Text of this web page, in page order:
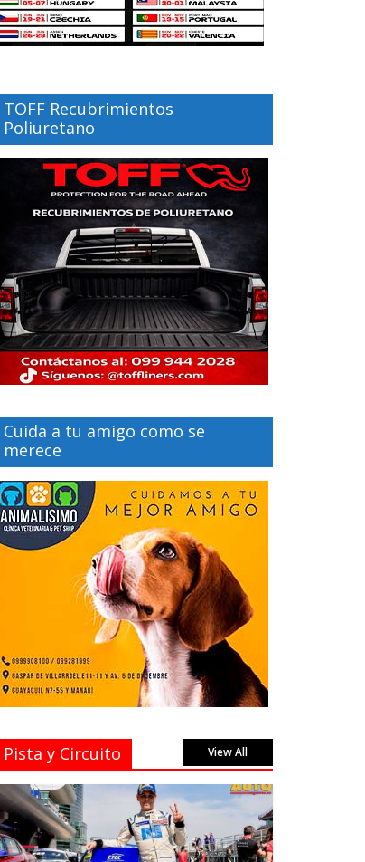
TOFF Recubrimientos
Poliuretano
Cuida a tu amigo como se
merece
Pista y Circuito View All